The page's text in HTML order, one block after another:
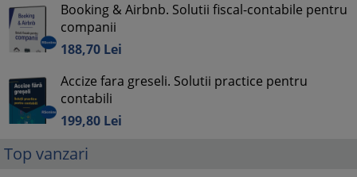
Booking & Airbnb. Solutii fiscal-contabile pentru
companii
188,70 Lei
Accize fara greseli. Solutii practice pentru
contabili
199,80 Lei
Top vanzari